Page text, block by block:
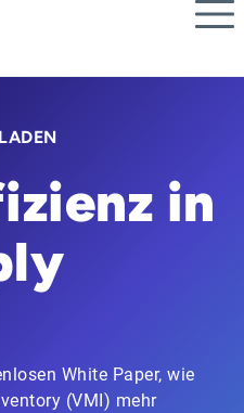
in
White Paper, wie
(VMI) mehr